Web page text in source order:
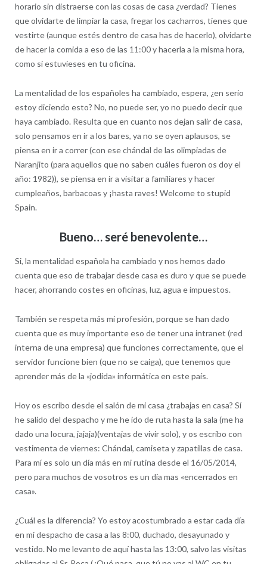
horario sin distraerse con las cosas de casa ¿verdad? Tienes
que olvidarte de limpiar la casa, fregar los cacharros, tienes que
vestirte (aunque estés dentro de casa has de hacerlo), olvidarte
de hacer la comida a eso de las 11:00 y hacerla a la misma hora,
como si estuvieses en tu oficina.
La mentalidad de los españoles ha cambiado, espera, ¿en serio
estoy diciendo esto? No, no puede ser, yo no puedo decir que
haya cambiado. Resulta que en cuanto nos dejan salir de casa,
solo pensamos en ir a los bares, ya no se oyen aplausos, se
piensa en ir a correr (con ese chándal de las olimpiadas de
Naranjito (para aquellos que no saben cuáles fueron os doy el
año: 1982)), se piensa en ir a visitar a familiares y hacer
cumpleaños, barbacoas y ¡hasta raves! Welcome to stupid
Spain.
Bueno… seré benevolente…
Si, la mentalidad española ha cambiado y nos hemos dado
cuenta que eso de trabajar desde casa es duro y que se puede
hacer, ahorrando costes en oficinas, luz, agua e impuestos.
También se respeta más mi profesión, porque se han dado
cuenta que es muy importante eso de tener una intranet (red
interna de una empresa) que funciones correctamente, que el
servidor funcione bien (que no se caiga), que tenemos que
aprender más de la «jodida» informática en este país.
Hoy os escribo desde el salón de mi casa ¿trabajas en casa? Sí
he salido del despacho y me he ido de ruta hasta la sala (me ha
dado una locura, jajaja)(ventajas de vivir solo), y os escribo con
vestimenta de viernes: Chándal, camiseta y zapatillas de casa.
Para mí es solo un día más en mi rutina desde el 16/05/2014,
pero para muchos de vosotros es un día mas «encerrados en
casa».
¿Cuál es la diferencia? Yo estoy acostumbrado a estar cada día
en mi despacho de casa a las 8:00, duchado, desayunado y
vestido. No me levanto de aquí hasta las 13:00, salvo las visitas